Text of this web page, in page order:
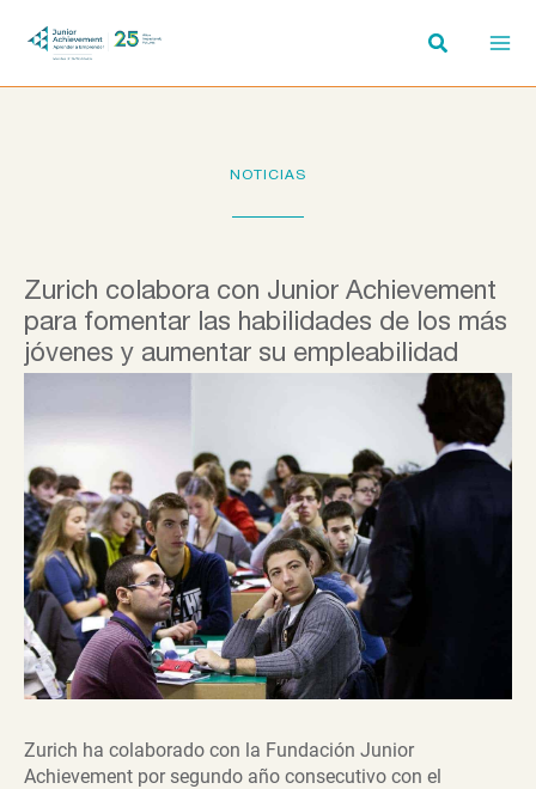
NOTICIAS
Zurich colabora con Junior Achievement
para fomentar las habilidades de los más
jóvenes y aumentar su empleabilidad
Zurich ha colaborado con la Fundación Junior
Achievement por segundo año consecutivo con el